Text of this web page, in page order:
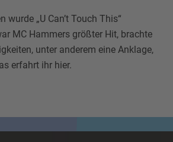
wurde „U Can’t Touch This“
MC Hammers größter Hit, brachte
unter anderem eine Anklage,
erfahrt ihr hier.